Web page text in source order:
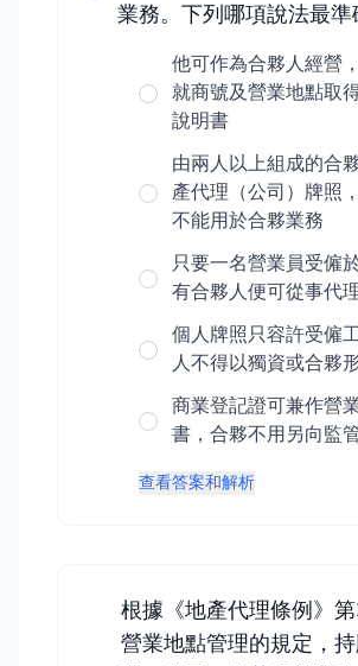
業務。下列哪項說法最準
他可作為合夥人經營
就商號及營業地點取
說明書
由兩人以上組成的合
產代理（公司）牌照
不能用於合夥業務
只要一名營業員受僱
有合夥人便可從事代
個人牌照只容許受僱
人不得以獨資或合夥
商業登記證可兼作營
書，合夥不用另向監
查看答案和解析
根據《地產代理條例》
營業地點管理的規定，